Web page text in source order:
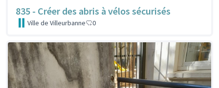
835 - Créer des abris à vélos sécurisés
Ville de Villeurbanne 0